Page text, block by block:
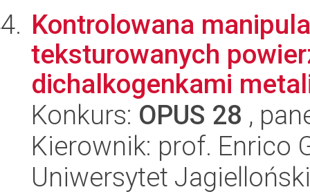
Kontrolowana
teksturowanych
dichalkogenkami
Konkurs: OPUS 28 ,
Kierownik: prof. Enrico
Uniwersytet Jagielloński